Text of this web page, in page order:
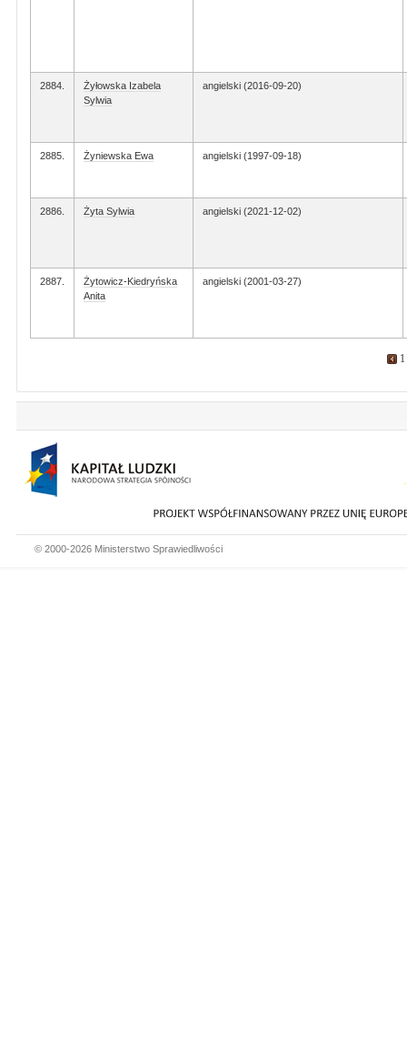
2884.
Żyłowska Izabela
Sylwia
angielski (2016-09-20)
2885. Żyniewska Ewa angielski (1997-09-18)
2886. Żyta Sylwia angielski (2021-12-02)
2887.
Żytowicz-Kiedryńska
Anita
angielski (2001-03-27)
1
© 2000-2026 Ministerstwo Sprawiedliwości